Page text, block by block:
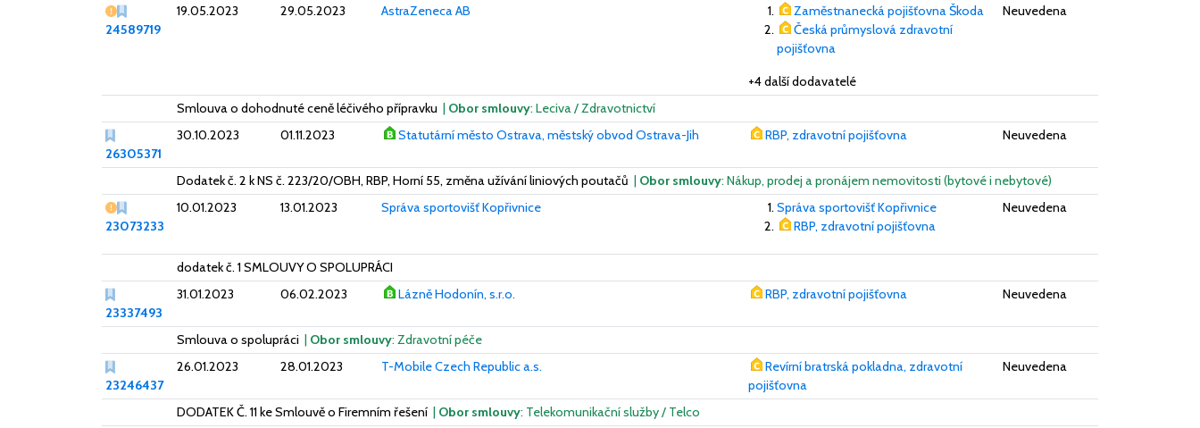
Vážný nedostatek
24589719
19.05.2023 29.05.2023 AstraZeneca AB
Zaměstnanecká pojišťovna Škoda
Česká průmyslová zdravotní
pojišťovna
+4 další dodavatelé
Neuvedena
Smlouva o dohodnuté ceně léčivého přípravku | Obor smlouvy: Leciva / Zdravotnictví
26305371
30.10.2023 01.11.2023 Statutární město Ostrava, městský obvod Ostrava-Jih RBP, zdravotní pojišťovna Neuvedena
Dodatek č. 2 k NS č. 223/20/OBH, RBP, Horní 55, změna užívání liniových poutačů | Obor smlouvy: Nákup, prodej a pronájem nemovitosti (bytové i nebytové)
Vážný nedostatek
23073233
10.01.2023 13.01.2023 Správa sportovišť Kopřivnice
Správa sportovišť Kopřivnice
RBP, zdravotní pojišťovna
Neuvedena
dodatek č. 1 SMLOUVY O SPOLUPRÁCI
23337493
31.01.2023 06.02.2023 Lázně Hodonín, s.r.o. RBP, zdravotní pojišťovna Neuvedena
Smlouva o spolupráci | Obor smlouvy: Zdravotní péče
23246437
26.01.2023 28.01.2023 T-Mobile Czech Republic a.s.
Revírní bratrská pokladna, zdravotní
pojišťovna
Neuvedena
DODATEK Č. 11 ke Smlouvě o Firemním řešení | Obor smlouvy: Telekomunikační služby / Telco